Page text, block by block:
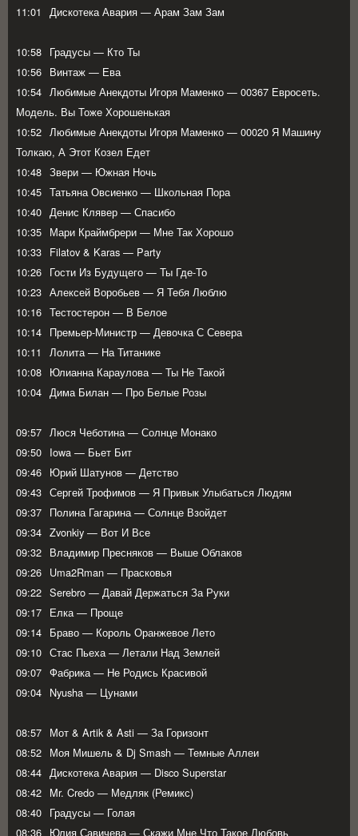
11:01
Дискотека Авария — Арам Зам Зам
10:58 Градусы — Кто Ты
10:56 Винтаж — Ева
10:54 Любимые Анекдоты Игоря Маменко — 00367 Евросеть.
Модель. Вы Тоже Хорошенькая
10:52 Любимые Анекдоты Игоря Маменко — 00020 Я Машину
Толкаю, А Этот Козел Едет
10:48 Звери — Южная Ночь
10:45 Татьяна Овсиенко — Школьная Пора
10:40 Денис Клявер — Спасибо
10:35 Мари Краймбрери — Мне Так Хорошо
10:33 Filatov & Karas — Party
10:26 Гости Из Будущего — Ты Где-То
10:23 Алексей Воробьев — Я Тебя Люблю
10:16 Тестостерон — В Белое
10:14 Премьер-Министр — Девочка С Севера
10:11
Лолита — На Титанике
10:08 Юлианна Караулова — Ты Не Такой
10:04 Дима Билан — Про Белые Розы
09:57 Люся Чеботина — Солнце Монако
09:50 Iowa — Бьет Бит
09:46 Юрий Шатунов — Детство
09:43 Сергей Трофимов — Я Привык Улыбаться Людям
09:37 Полина Гагарина — Солнце Взойдет
09:34 Zvonkiy — Вот И Все
09:32 Владимир Пресняков — Выше Облаков
09:26 Uma2Rman — Прасковья
09:22 Serebro — Давай Держаться За Руки
09:17 Елка — Проще
09:14 Браво — Король Оранжевое Лето
09:10 Стас Пьеха — Летали Над Землей
09:07 Фабрика — Не Родись Красивой
09:04 Nyusha — Цунами
08:57 Мот & Artik & Asti — За Горизонт
08:52 Моя Мишель & Dj Smash — Темные Аллеи
08:44 Дискотека Авария — Disco Superstar
08:42 Mr. Credo — Медляк (Ремикс)
08:40 Градусы — Голая
08:36 Юлия Савичева — Скажи Мне Что Такое Любовь